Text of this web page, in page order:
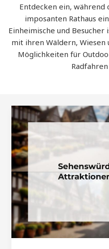
Entdecken ein,
imposanten Rathaus
Einheimische und
mit ihren Wäldern, Wiesen
Möglichkeiten für